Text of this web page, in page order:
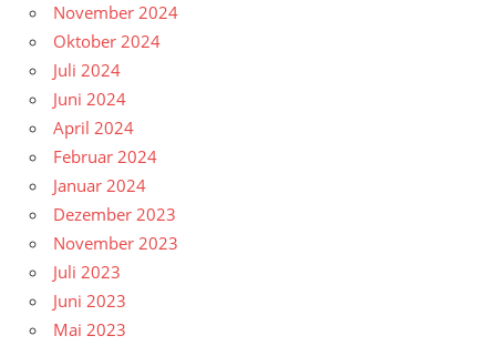
November 2024
Oktober 2024
Juli 2024
Juni 2024
April 2024
Februar 2024
Januar 2024
Dezember 2023
November 2023
Juli 2023
Juni 2023
Mai 2023